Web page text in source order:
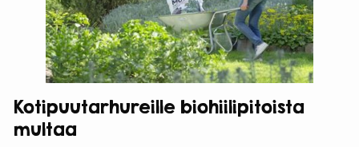
Kotipuutarhureille biohiilipitoista
multaa